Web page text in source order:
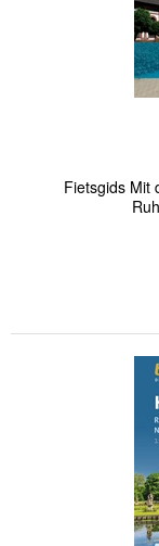
Fietsgids Mit